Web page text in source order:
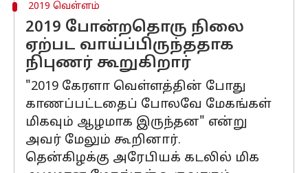
2019 வெள்ளம்
2019 போன்றதொரு நிலை
ஏற்பட வாய்ப்பிருந்ததாக
நிபுணர் கூறுகிறார்
"2019 கேரளா வெள்ளத்தின் போது
காணப்பட்டதைப் போலவே மேகங்கள்
மிகவும் ஆழமாக இருந்தன" என்று
அவர் மேலும் கூறினார்.
தென்கிழக்கு அரேபியக் கடலில் மிக